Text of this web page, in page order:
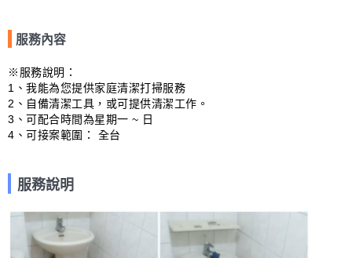
服務內容
※服務說明：
1、我能為您提供家庭清潔打掃服務
2、自備清潔工具，或可提供清潔工作。
3、可配合時間為星期一 ~ 日
4、可接案範圍： 全台
服務說明